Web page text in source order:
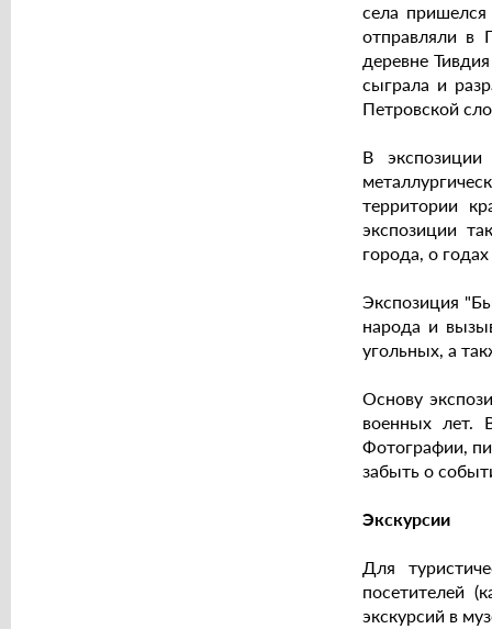
села
отправляли в
деревне
сыграла и
Петровской
В
территории
экспозиции
города, о
Экспозиция
народа и
угольных, а
Основу
военных лет.
Фотографии,
забыть о
Экскурсии
Для
посетителей
экскурсий в